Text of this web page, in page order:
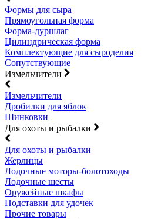
Формы для сыра
Прямоугольная форма
Форма-дуршлаг
Цилиндрическая форма
Комплектующие для сыроделия
Сопутствующие
Измельчители
Измельчители
Дробилки для яблок
Шинковки
Для охоты и рыбалки
Для охоты и рыбалки
Жерлицы
Лодочные моторы-болотоходы
Лодочные шесты
Оружейные шкафы
Подставки для удочек
Прочие товары